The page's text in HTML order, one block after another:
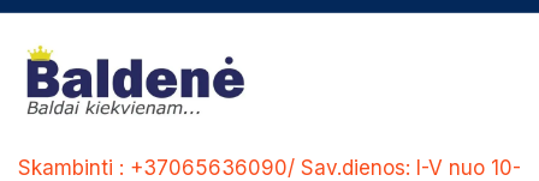
Skip
content
Skambinti : +37065636090/ Sav.dienos: I-V nuo 10-